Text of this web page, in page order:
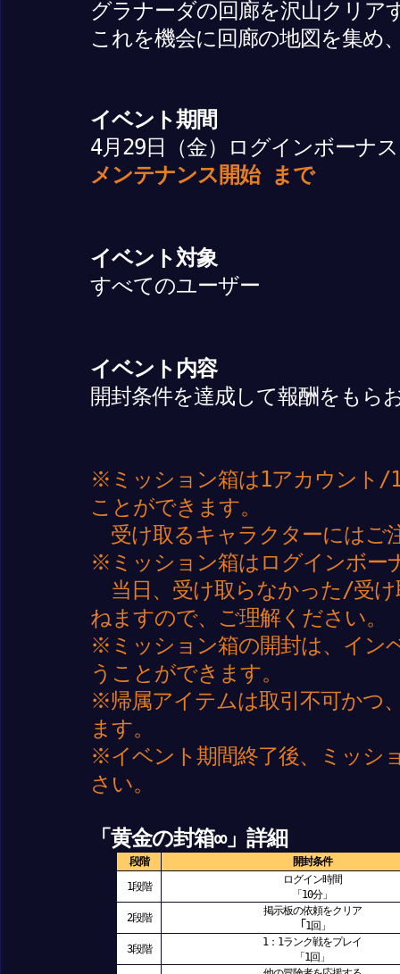
グラナーダの回廊を沢山クリア
これを機会に回廊の地図を集め
イベント期間
4月29日（金）ログインボーナ
メンテナンス開始 まで
イベント対象
すべてのユーザー
イベント内容
開封条件を達成して報酬をもら
※ミッション箱は1アカウント/
ことができます。
受け取るキャラクターにはご
※ミッション箱はログインボー
当日、受け取らなかった/受
ねますので、ご理解ください。
※ミッション箱の開封は、イン
うことができます。
※帰属アイテムは取引不可かつ
ます。
※イベント期間終了後、ミッシ
さい。
「黄金の封箱∞」詳細
段階
開封条件
1段階
ログイン時間
「10分」
2段階
掲示板の依頼をクリア
「 1回」
3段階
1：1ランク戦をプレイ
「1回」